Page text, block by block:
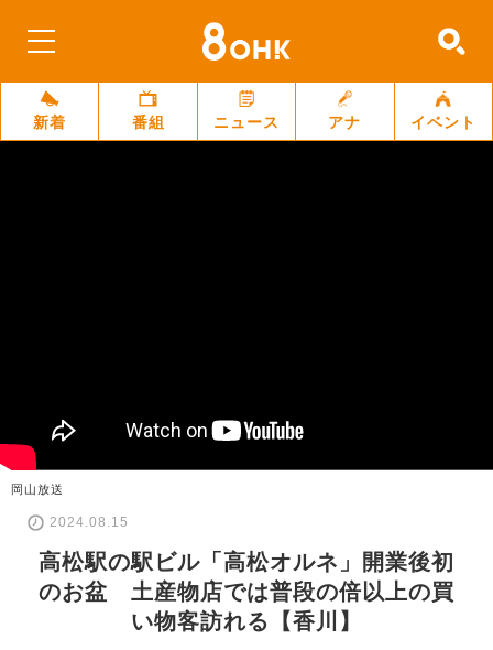
新着 番組 ニュース アナ イベント
岡山放送
2024.08.15
高松駅の駅ビル「高松オルネ」開業後初
のお盆 土産物店では普段の倍以上の買
い物客訪れる【香川】